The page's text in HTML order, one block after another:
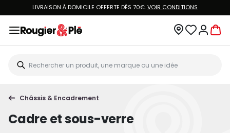
VOUS ÊTES CLIENT ROUGIER&PLÉ ? CRÉEZ UN NOUVEAU MOT DE PASSE ET ACCÉDEZ
ÀVOTRE COMPTE.
Châssis & Encadrement
Cadre et sous-verre